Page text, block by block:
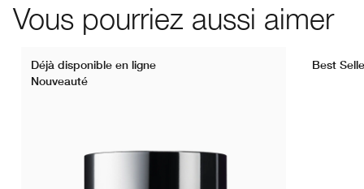
Vous pourriez aussi aimer
Déjà disponible en ligne
Nouveauté
Best